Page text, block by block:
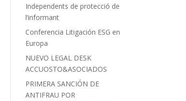
Independents de protecció de
l’informant
Conferencia Litigación ESG en
Europa
NUEVO LEGAL DESK
ACCUOSTO&ASOCIADOS
PRIMERA SANCIÓN DE
ANTIFRAU POR